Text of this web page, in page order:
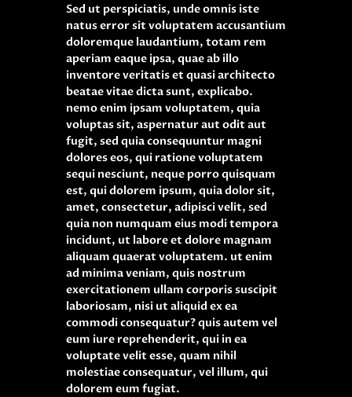
Sed ut perspiciatis, unde omnis iste
natus error sit voluptatem accusantium
doloremque laudantium, totam rem
aperiam eaque ipsa, quae ab illo
inventore veritatis et quasi architecto
beatae vitae dicta sunt, explicabo.
nemo enim ipsam voluptatem, quia
voluptas sit, aspernatur aut odit aut
fugit, sed quia consequuntur magni
dolores eos, qui ratione voluptatem
sequi nesciunt, neque porro quisquam
est, qui dolorem ipsum, quia dolor sit,
amet, consectetur, adipisci velit, sed
quia non numquam eius modi tempora
incidunt, ut labore et dolore magnam
aliquam quaerat voluptatem. ut enim
ad minima veniam, quis nostrum
exercitationem ullam corporis suscipit
laboriosam, nisi ut aliquid ex ea
commodi consequatur? quis autem vel
eum iure reprehenderit, qui in ea
voluptate velit esse, quam nihil
molestiae consequatur, vel illum, qui
dolorem eum fugiat.